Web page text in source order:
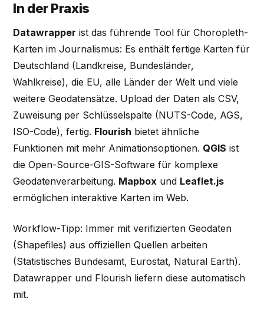
In der Praxis
Datawrapper ist das führende Tool für Choropleth-
Karten im Journalismus: Es enthält fertige Karten für
Deutschland (Landkreise, Bundesländer,
Wahlkreise), die EU, alle Länder der Welt und viele
weitere Geodatensätze. Upload der Daten als CSV,
Zuweisung per Schlüsselspalte (NUTS-Code, AGS,
ISO-Code), fertig. Flourish bietet ähnliche
Funktionen mit mehr Animationsoptionen. QGIS ist
die Open-Source-GIS-Software für komplexe
Geodatenverarbeitung. Mapbox und Leaflet.js
ermöglichen interaktive Karten im Web.
Workflow-Tipp: Immer mit verifizierten Geodaten
(Shapefiles) aus offiziellen Quellen arbeiten
(Statistisches Bundesamt, Eurostat, Natural Earth).
Datawrapper und Flourish liefern diese automatisch
mit.